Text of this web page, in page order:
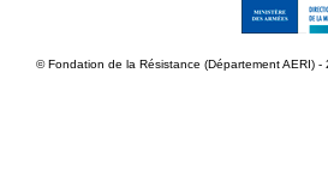
© Fondation de la Résistance (Département AERI) -